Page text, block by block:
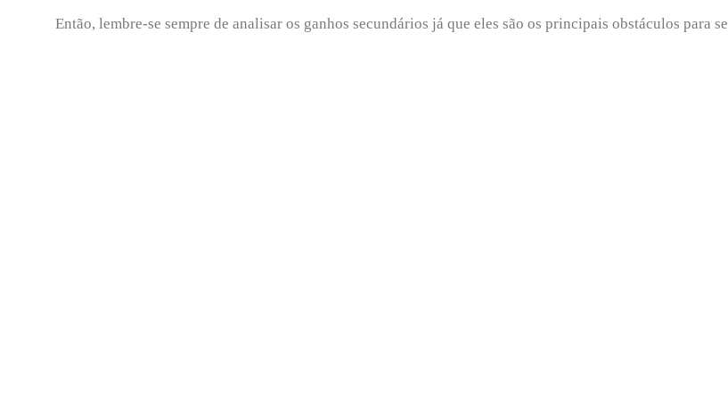
Então, lembre-se sempre de analisar os ganhos secundários já que eles são os principais obstáculos para